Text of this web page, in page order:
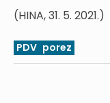
(HINA, 31. 5. 2021.)
PDV porez